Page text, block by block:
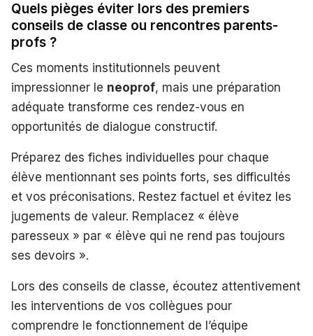
Quels pièges éviter lors des premiers
conseils de classe ou rencontres parents-
profs ?
Ces moments institutionnels peuvent
impressionner le neoprof, mais une préparation
adéquate transforme ces rendez-vous en
opportunités de dialogue constructif.
Préparez des fiches individuelles pour chaque
élève mentionnant ses points forts, ses difficultés
et vos préconisations. Restez factuel et évitez les
jugements de valeur. Remplacez « élève
paresseux » par « élève qui ne rend pas toujours
ses devoirs ».
Lors des conseils de classe, écoutez attentivement
les interventions de vos collègues pour
comprendre le fonctionnement de l’équipe